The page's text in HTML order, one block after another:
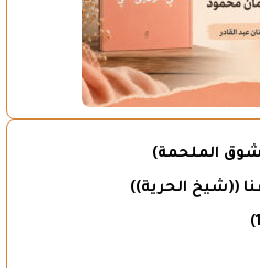
الملحمة)
((شيخ الحرية))